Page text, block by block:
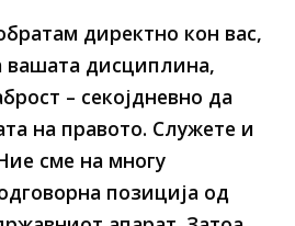
директно кон вас,
вашата дисциплина,
– секојдневно да
на правото. Служете и
сме на многу
позиција од